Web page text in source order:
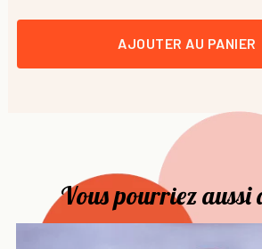
AJOUTER AU PANIER
Vous pourriez aussi